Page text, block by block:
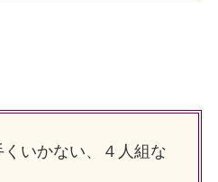
いかない、４人組な